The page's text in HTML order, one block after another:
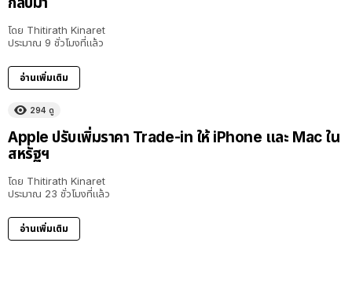
โดย Thitirath Kinaret
ประมาณ 9 ชั่วโมงที่แล้ว
อ่านเพิ่มเติม
294 ดู
Apple ปรับเพิ่มราคา Trade-in ให้ iPhone และ Mac ใน
สหรัฐฯ
โดย Thitirath Kinaret
ประมาณ 23 ชั่วโมงที่แล้ว
อ่านเพิ่มเติม